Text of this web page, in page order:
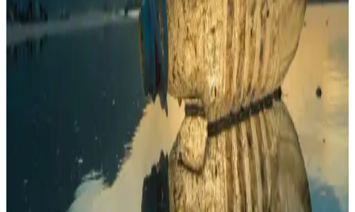
5 metre uzunluğundaki plastik klima su tahliye hortumu ve ek parça
ile klimalarınızın su tahliyesini güvenli ve kolay hale getirin,
dayanıklı ve estetik tasarımıyla kullanım sağlar.
Yeni Airfryer Plastik Kokusu ve Çözüm Yöntemleri:
Kullanımda Dikkat Edilmesi Gerekenler
Yeni airfryer cihazlarında ilk kullanımda oluşan plastik kokusunun
nedenleri ve giderilme yöntemleri detaylı şekilde ele alınıyor. Cihaz
temizliği, boş ısıtma ve ilk yemek pişirme önerileri sunuluyor.
1970'lerin Beyaz Seramik Entegre Devre Paketleri:
Teknik ve Estetik İnceleme